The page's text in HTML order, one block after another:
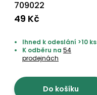
Sněhová
hrabla,
na led
709022
49 Kč
Ihned k odeslání >10 ks
K odběru na 54
prodejnách
Do košíku